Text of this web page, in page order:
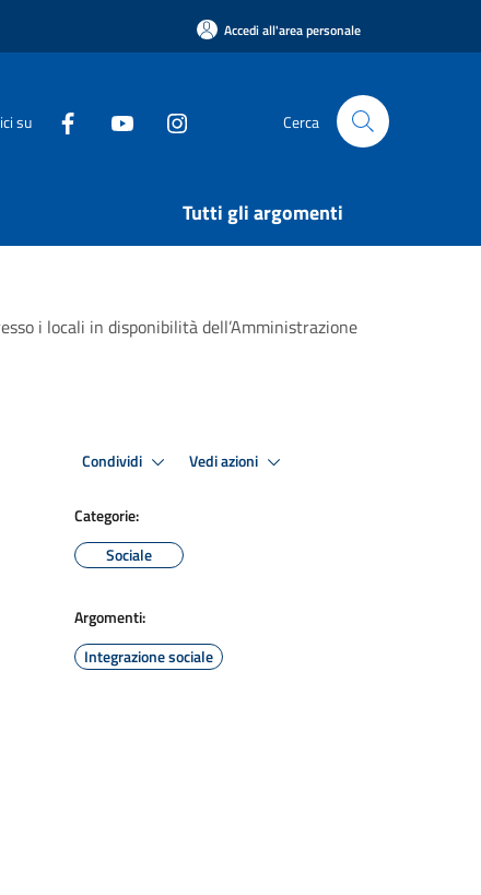
Accedi all'area personale
su Cerca
Tutti gli argomenti
i locali in disponibilità dell’Amministrazione
Condividi Vedi azioni
Categorie:
Sociale
Argomenti:
Integrazione sociale